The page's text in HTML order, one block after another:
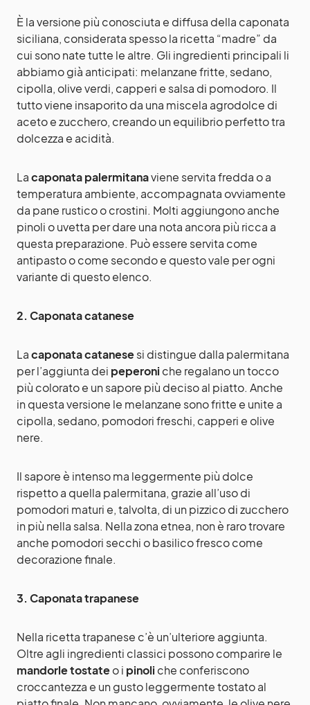
È la versione più conosciuta e diffusa della caponata
siciliana, considerata spesso la ricetta “madre” da
cui sono nate tutte le altre. Gli ingredienti principali li
abbiamo già anticipati: melanzane fritte, sedano,
cipolla, olive verdi, capperi e salsa di pomodoro. Il
tutto viene insaporito da una miscela agrodolce di
aceto e zucchero, creando un equilibrio perfetto tra
dolcezza e acidità.
Lacaponata palermitanaviene servita fredda o a
temperatura ambiente, accompagnata ovviamente
da pane rustico o crostini. Molti aggiungono anche
pinoli o uvetta per dare una nota ancora più ricca a
questa preparazione. Può essere servita come
antipasto o come secondo e questo vale per ogni
variante di questo elenco.
2. Caponata catanese
Lacaponata catanesesi distingue dalla palermitana
per l’aggiunta dei peperoni che regalano un tocco
più colorato e un sapore più deciso al piatto. Anche
in questa versione le melanzane sono fritte e unite a
cipolla, sedano, pomodori freschi, capperi e olive
nere.
Il sapore è intenso ma leggermente più dolce
rispetto a quella palermitana, grazie all’uso di
pomodori maturi e, talvolta, di un pizzico di zucchero
in più nella salsa. Nella zona etnea, non è raro trovare
anche pomodori secchi o basilico fresco come
decorazione finale.
3. Caponata trapanese
Nella ricetta trapanese c’è un’ulteriore aggiunta.
Oltre agli ingredienti classici possono comparire le
mandorle tostateo i pinoli che conferiscono
croccantezza e un gusto leggermente tostato al